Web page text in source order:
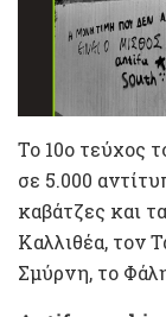
Το 10ο τεύχος
σε 5.000
καβάτζες και
Καλλιθέα, τον
Σμύρνη, το